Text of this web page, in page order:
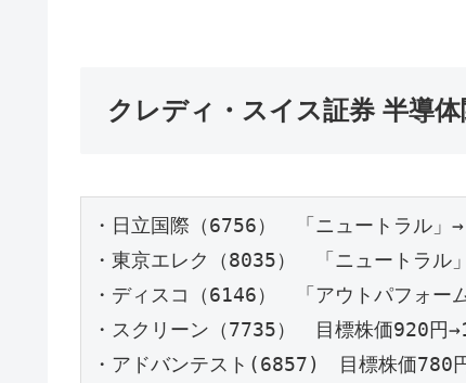
クレディ・スイス証券 半導
・日立国際（6756）　「ニュートラル」
・東京エレク（8035）　「ニュートラ
・ディスコ（6146）　「アウトパフォ
・スクリーン（7735）　目標株価920円
・アドバンテスト(6857)　目標株価780